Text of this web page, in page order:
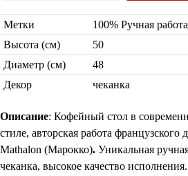
Лампы со стеклом
Торшеры
Марокканские
Метки
100% Ручная
Высота (см)
50
Диаметр (см)
48
Декор
чеканка
Описание: Кофейный стол в
стиле, авторская работа французского
Mathalon (Марокко). Уникальная
чеканка, высокое качество